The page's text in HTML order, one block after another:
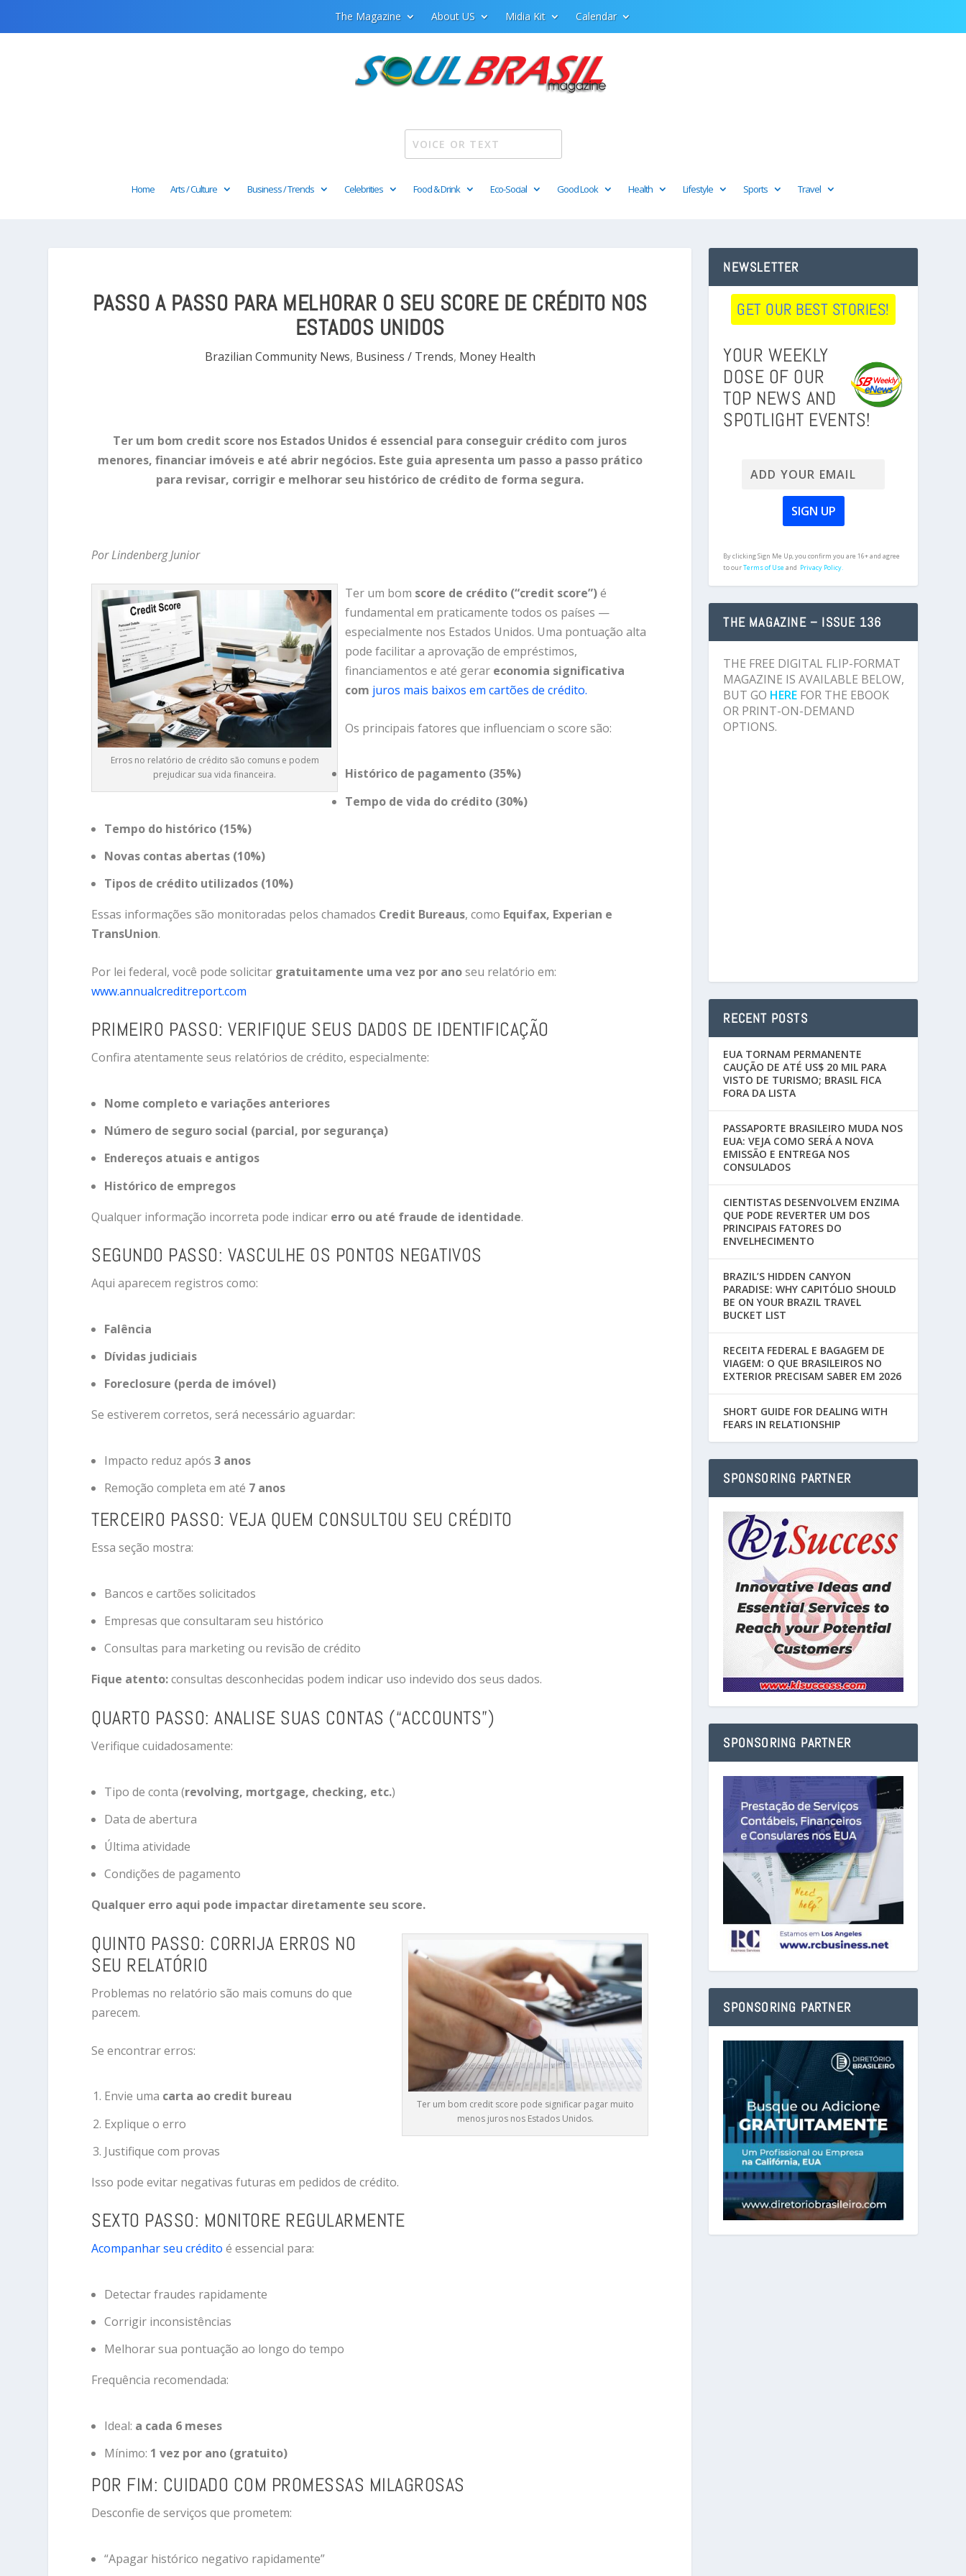
The Magazine About US Midia Kit Calendar
Home Arts / Culture Business / Trends Celebrities Food & Drink Eco-Social Good Look Health Lifestyle Sports Travel
PASSO A PASSO PARA MELHORAR O SEU SCORE DE CRÉDITO NOS
ESTADOS UNIDOS
Brazilian Community News, Business / Trends, Money Health
Ter um bom credit score nos Estados Unidos é essencial para conseguir crédito com juros
menores, financiar imóveis e até abrir negócios. Este guia apresenta um passo a passo prático
para revisar, corrigir e melhorar seu histórico de crédito de forma segura.
Por Lindenberg Junior
Erros no relatório de crédito são comuns e podem
prejudicar sua vida financeira.
Ter um bom score de crédito (“credit score”)é
fundamental em praticamente todos os países —
especialmente nos Estados Unidos. Uma pontuação alta
pode facilitar a aprovação de empréstimos,
financiamentos e até gerar economia significativa
com juros mais baixos em cartões de crédito.
Os principais fatores que influenciam o score são:
Histórico de pagamento (35%)
Tempo de vida do crédito (30%)
Tempo do histórico (15%)
Novas contas abertas (10%)
Tipos de crédito utilizados (10%)
Essas informações são monitoradas pelos chamados Credit Bureaus, como Equifax, Experian e
TransUnion.
Por lei federal, você pode solicitar gratuitamente uma vez por anoseu relatório em:
www.annualcreditreport.com
PRIMEIRO PASSO: VERIFIQUE SEUS DADOS DE IDENTIFICAÇÃO
Confira atentamente seus relatórios de crédito, especialmente:
Nome completo e variações anteriores
Número de seguro social (parcial, por segurança)
Endereços atuais e antigos
Histórico de empregos
Qualquer informação incorreta pode indicar erro ou até fraude de identidade.
SEGUNDO PASSO: VASCULHE OS PONTOS NEGATIVOS
Aqui aparecem registros como:
Falência
Dívidas judiciais
Foreclosure (perda de imóvel)
Se estiverem corretos, será necessário aguardar:
Impacto reduz após3 anos
Remoção completa em até 7 anos
TERCEIRO PASSO: VEJA QUEM CONSULTOU SEU CRÉDITO
Essa seção mostra:
Bancos e cartões solicitados
Empresas que consultaram seu histórico
Consultas para marketing ou revisão de crédito
Fique atento:consultas desconhecidas podem indicar uso indevido dos seus dados.
QUARTO PASSO: ANALISE SUAS CONTAS (“ACCOUNTS”)
Verifique cuidadosamente:
Tipo de conta (revolving, mortgage, checking, etc.)
Data de abertura
Última atividade
Condições de pagamento
Qualquer erro aqui pode impactar diretamente seu score.
Ter um bom credit score pode significar pagar muito
menos juros nos Estados Unidos.
QUINTO PASSO: CORRIJA ERROS NO
SEU RELATÓRIO
Problemas no relatório são mais comuns do que
parecem.
Se encontrar erros:
Envie uma carta ao credit bureau
Explique o erro
Justifique com provas
Isso pode evitar negativas futuras em pedidos de crédito.
SEXTO PASSO: MONITORE REGULARMENTE
Acompanhar seu crédito é essencial para:
Detectar fraudes rapidamente
Corrigir inconsistências
Melhorar sua pontuação ao longo do tempo
Frequência recomendada:
Ideal: a cada 6 meses
Mínimo: 1 vez por ano (gratuito)
POR FIM: CUIDADO COM PROMESSAS MILAGROSAS
Desconfie de serviços que prometem:
“Apagar histórico negativo rapidamente”
NEWSLETTER
GET OUR BEST STORIES!
YOUR WEEKLY
DOSE OF OUR
TOP NEWS AND
SPOTLIGHT EVENTS!
By clicking Sign Me Up, you confirm you are 16+ and agree
to ourTerms of Useand Privacy Policy.
THE MAGAZINE – ISSUE 136
THE FREE DIGITAL FLIP-FORMAT
MAGAZINE IS AVAILABLE BELOW,
BUT GO HERE FOR THE EBOOK
OR PRINT-ON-DEMAND
OPTIONS.
RECENT POSTS
EUA TORNAM PERMANENTE
CAUÇÃO DE ATÉ US$ 20 MIL PARA
VISTO DE TURISMO; BRASIL FICA
FORA DA LISTA
PASSAPORTE BRASILEIRO MUDA NOS
EUA: VEJA COMO SERÁ A NOVA
EMISSÃO E ENTREGA NOS
CONSULADOS
CIENTISTAS DESENVOLVEM ENZIMA
QUE PODE REVERTER UM DOS
PRINCIPAIS FATORES DO
ENVELHECIMENTO
BRAZIL’S HIDDEN CANYON
PARADISE: WHY CAPITÓLIO SHOULD
BE ON YOUR BRAZIL TRAVEL
BUCKET LIST
RECEITA FEDERAL E BAGAGEM DE
VIAGEM: O QUE BRASILEIROS NO
EXTERIOR PRECISAM SABER EM 2026
SHORT GUIDE FOR DEALING WITH
FEARS IN RELATIONSHIP
SPONSORING PARTNER
SPONSORING PARTNER
SPONSORING PARTNER